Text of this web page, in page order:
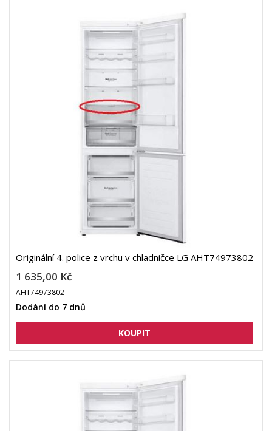
Originální 4. police z vrchu v chladničce LG AHT74973802
1 635,00 Kč
AHT74973802
Dodání do 7 dnů